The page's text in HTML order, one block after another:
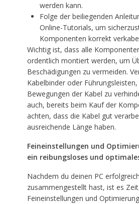
werden kann.
Folge der beiliegenden
Online-Tutorials, um
Komponenten korrekt
Wichtig ist, dass alle
ordentlich montiert werden, um
Beschädigungen zu vermeiden.
Kabelbinder oder
Bewegungen der Kabel zu
auch, bereits beim Kauf der
achten, dass die Kabel gut
ausreichende Länge haben.
Feineinstellungen und
ein reibungsloses und
Nachdem du deinen PC erfolgreich
zusammengestellt hast, ist es
Feineinstellungen und